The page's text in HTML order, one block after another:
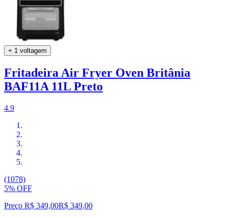
+ 1 voltagem
Fritadeira Air Fryer Oven Britânia
BAF11A 11L Preto
4.9
(1078)
5% OFF
Preço R$ 349,00R$ 349,00